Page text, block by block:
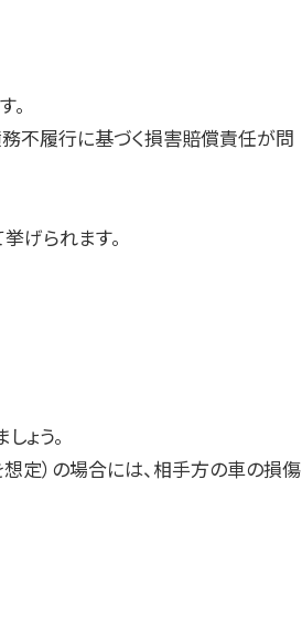
不履行に基づく損害賠償責任が問
げられます。
ょう。
定）の場合には、相手方の車の損傷